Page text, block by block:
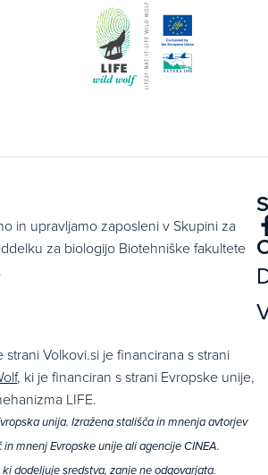
in upravljamo zaposleni v Skupini za
za biologijo Biotehniške fakultete
Volkovi.si je financirana s strani
, ki je financiran s strani Evropske unije,
LIFE.
unija. Izražena stališča in mnenja avtorjev
mnenj Evropske unije ali agencije CINEA.
dodeljuje sredstva, zanje ne odgovarjata.